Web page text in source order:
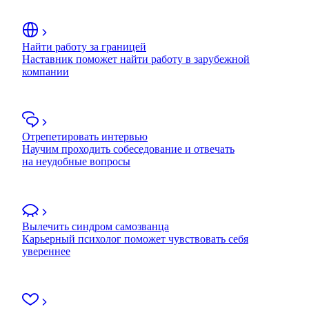
Найти работу за границей
Наставник поможет найти работу в зарубежной
компании
Отрепетировать интервью
Научим проходить собеседование и отвечать
на неудобные вопросы
Вылечить синдром самозванца
Карьерный психолог поможет чувствовать себя
увереннее